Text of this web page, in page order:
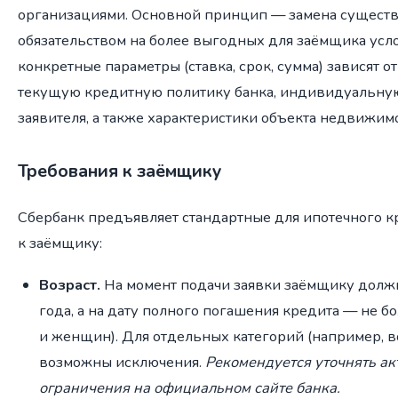
организациями. Основной принцип — замена
обязательством на более выгодных для заёмщика
конкретные параметры (ставка, срок, сумма) зависят
текущую кредитную политику банка,
заявителя, а также характеристики объекта
Требования к заёмщику
Сбербанк предъявляет стандартные для ипотечного
к заёмщику:
Возраст. На момент подачи заявки заёмщику
года, а на дату полного погашения кредита — не
и женщин). Для отдельных категорий (например,
возможны исключения. Рекомендуется уточнять
ограничения на официальном сайте банка.